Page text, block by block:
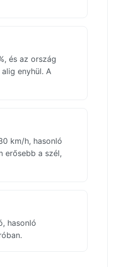
és az ország
enyhül. A
km/h, hasonló
erősebb a szél,
hasonló